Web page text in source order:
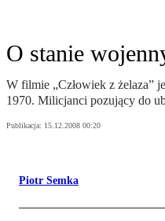
O stanie
W filmie „Człowiek z żelaza”
1970. Milicjanci pozujący do
Publikacja: 15.12.2008 00:20
Piotr Semka